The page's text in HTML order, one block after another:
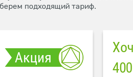
подходящий тариф.
Акция
400